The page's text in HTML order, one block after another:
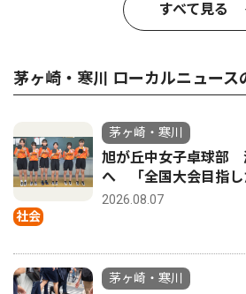
すべて見る
茅ヶ崎・寒川 ローカルニュース
社会
茅ヶ崎・寒川
旭が丘中女子卓球部
へ 「全国大会目指し
2026.08.07
茅ヶ崎・寒川